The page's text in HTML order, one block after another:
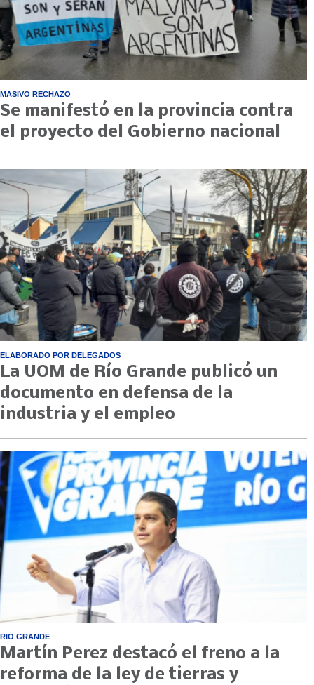
MASIVO RECHAZO
Se manifestó en la provincia contra
el proyecto del Gobierno nacional
ELABORADO POR DELEGADOS
La UOM de Río Grande publicó un
documento en defensa de la
industria y el empleo
RIO GRANDE
Martín Perez destacó el freno a la
reforma de la ley de tierras y